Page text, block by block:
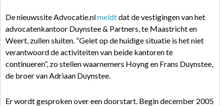
De nieuwssite Advocatie.nlmeldtdat de vestigingen van het
advocatenkantoor Duynstee & Partners, te Maastricht en
Weert, zullen sluiten. “Gelet op de huidige situatie is het niet
verantwoord de activiteiten van beide kantoren te
continueren”, zo stellen waarnemers Hoyng en Frans Duynstee,
de broer van Adriaan Duynstee.
Er wordt gesproken over een doorstart. Begin december 2005